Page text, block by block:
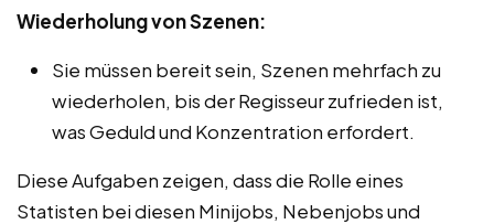
Wiederholung von Szenen:
Sie müssen bereit sein, Szenen mehrfach zu
wiederholen, bis der Regisseur zufrieden ist,
was Geduld und Konzentration erfordert.
Diese Aufgaben zeigen, dass die Rolle eines
Statisten bei diesen Minijobs, Nebenjobs und